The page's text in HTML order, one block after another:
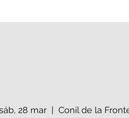
28 mar
  |
Conil de la